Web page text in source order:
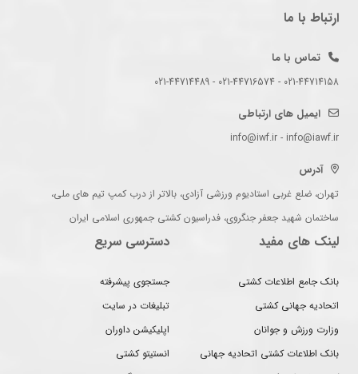
ارتباط با ما
تماس با ما
021-44714158 - 021-44716574 - 021-44714489
ایمیل های ارتباطی
info@iwf.ir - info@iawf.ir
آدرس
تهران، ضلع غربی استادیوم ورزشی آزادی، بالاتر از درب کمپ تیم های ملی،
ساختمان شهید جعفر جنگروی، فدراسیون کشتی جمهوری اسلامی ایران
لینک های مفید
بانک جامع اطلاعات کشتی
اتحادیه جهانی کشتی
وزارت ورزش و جوانان
بانک اطلاعات کشتی اتحادیه جهانی
دسترسی سریع
جستجوی پیشرفته
تبلیغات در سایت
اپلیکیشن داوران
انستیتو کشتی